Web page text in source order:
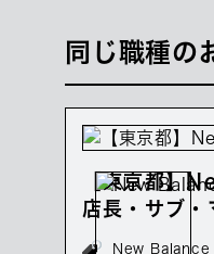
同じ職種の
【東京都】
店長・サブ・
正社員募集
New Balance